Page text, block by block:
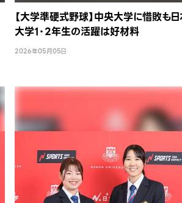
【大学準硬式野球】中央大学に惜敗も
大学1・2年生の活躍は好材料
2026年05月05日